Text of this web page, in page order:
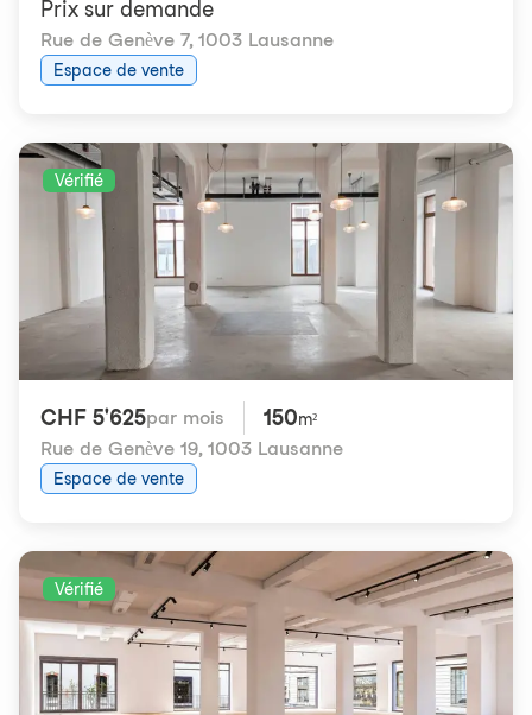
Prix ​​sur demande
Rue de Genève 7, 1003 Lausanne
Espace de vente
Vérifié
CHF 5'625par mois 150m²
Rue de Genève 19, 1003 Lausanne
Espace de vente
Vérifié